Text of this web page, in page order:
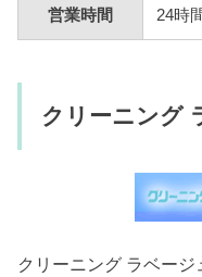
営業時間 24時
クリーニング
クリーニング ラベー